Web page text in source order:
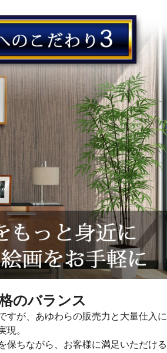
のバランス
すが、あゆわらの販売力と大量仕入に
現。
保ちながら、お客様に満足いただける